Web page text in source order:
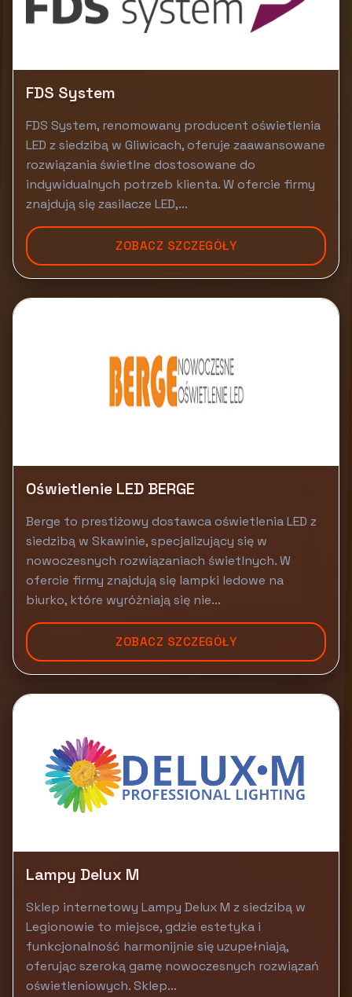
FDS System
FDS System, renomowany producent oświetlenia
LED z siedzibą w Gliwicach, oferuje zaawansowane
rozwiązania świetlne dostosowane do
indywidualnych potrzeb klienta. W ofercie firmy
znajdują się zasilacze LED,...
ZOBACZ SZCZEGÓŁY
Oświetlenie LED BERGE
Berge to prestiżowy dostawca oświetlenia LED z
siedzibą w Skawinie, specjalizujący się w
nowoczesnych rozwiązaniach świetlnych. W
ofercie firmy znajdują się lampki ledowe na
biurko, które wyróżniają się nie...
ZOBACZ SZCZEGÓŁY
Lampy Delux M
Sklep internetowy Lampy Delux M z siedzibą w
Legionowie to miejsce, gdzie estetyka i
funkcjonalność harmonijnie się uzupełniają,
oferując szeroką gamę nowoczesnych rozwiązań
oświetleniowych. Sklep...